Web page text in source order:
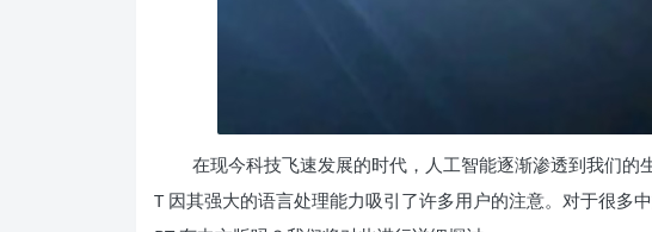
在现今科技飞速发展的时代，人工智能逐渐渗透到我们的
T 因其强大的语言处理能力吸引了许多用户的注意。对于很多